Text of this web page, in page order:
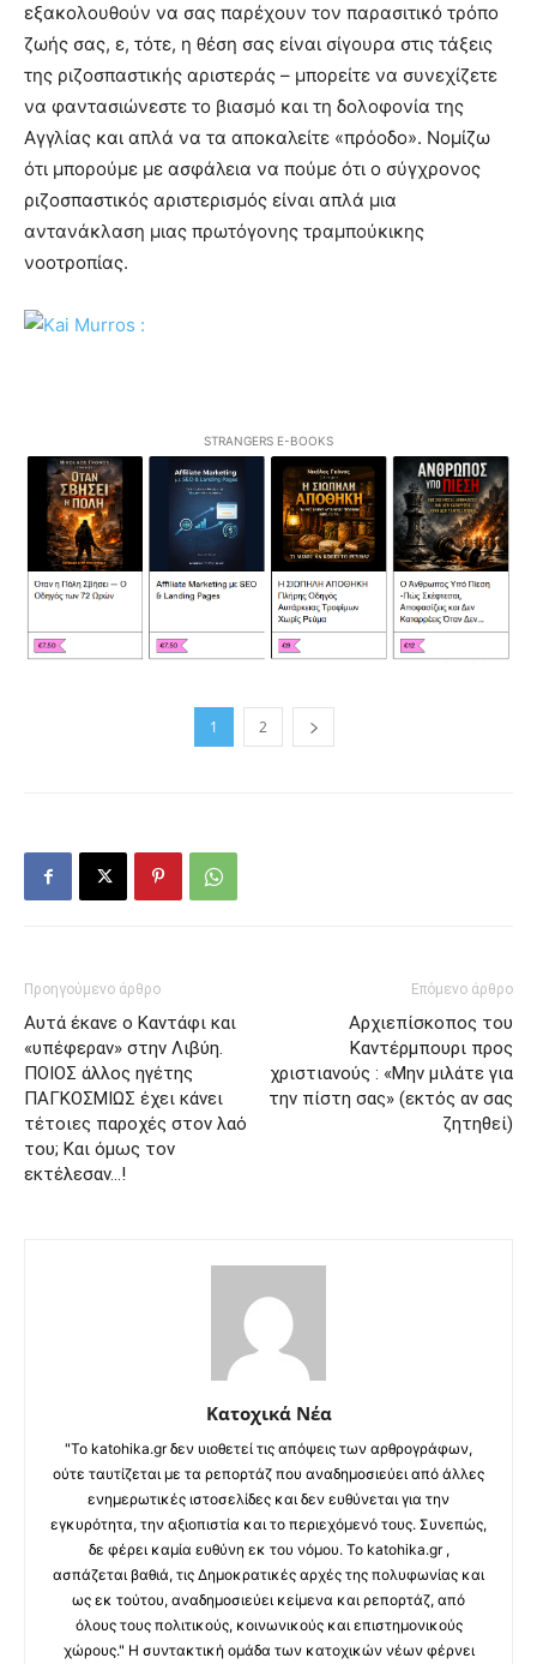
εξακολουθούν να σας παρέχουν τον παρασιτικό τρόπο
ζωής σας, ε, τότε, η θέση σας είναι σίγουρα στις τάξεις
της ριζοσπαστικής αριστεράς – μπορείτε να συνεχίζετε
να φαντασιώνεστε το βιασμό και τη δολοφονία της
Αγγλίας και απλά να τα αποκαλείτε «πρόοδο». Νομίζω
ότι μπορούμε με ασφάλεια να πούμε ότι ο σύγχρονος
ριζοσπαστικός αριστερισμός είναι απλά μια
αντανάκλαση μιας πρωτόγονης τραμπούκικης
νοοτροπίας.
STRANGERS E-BOOKS
1 2
Προηγούμενο άρθρο
Αυτά έκανε ο Καντάφι και
«υπέφεραν» στην Λιβύη.
ΠΟΙΟΣ άλλος ηγέτης
ΠΑΓΚΟΣΜΙΩΣ έχει κάνει
τέτοιες παροχές στον λαό
του; Και όμως τον
εκτέλεσαν…!
Επόμενο άρθρο
Αρχιεπίσκοπος του
Καντέρμπουρι προς
χριστιανούς : «Μην μιλάτε για
την πίστη σας» (εκτός αν σας
ζητηθεί)
Κατοχικά Νέα
"Το katohika.gr δεν υιοθετεί τις απόψεις των αρθρογράφων,
ούτε ταυτίζεται με τα ρεπορτάζ που αναδημοσιεύει από άλλες
ενημερωτικές ιστοσελίδες και δεν ευθύνεται για την
εγκυρότητα, την αξιοπιστία και το περιεχόμενό τους. Συνεπώς,
δε φέρει καμία ευθύνη εκ του νόμου. Το katohika.gr ,
ασπάζεται βαθιά, τις Δημοκρατικές αρχές της πολυφωνίας και
ως εκ τούτου, αναδημοσιεύει κείμενα και ρεπορτάζ, από
όλους τους πολιτικούς, κοινωνικούς και επιστημονικούς
χώρους." Η συντακτική ομάδα των κατοχικών νέων φέρνει